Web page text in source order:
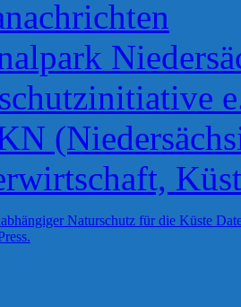
Naturschutz für die Küste